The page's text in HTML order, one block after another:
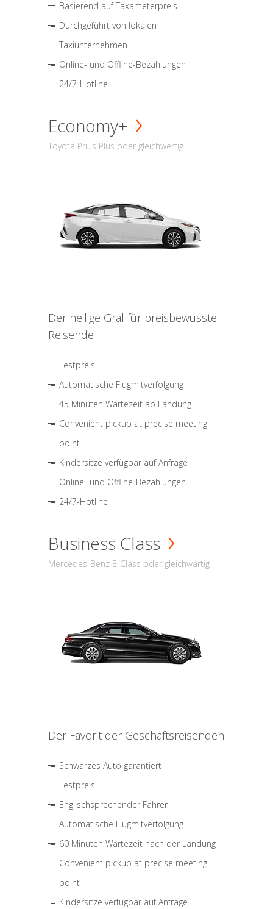
Basierend auf Taxameterpreis
Durchgeführt von lokalen
Taxiunternehmen
Online- und Offline-Bezahlungen
24/7-Hotline
Economy+
Toyota Prius Plus oder gleichwertig
Der heilige Gral für preisbewusste
Reisende
Festpreis
Automatische Flugmitverfolgung
45 Minuten Wartezeit ab Landung
Convenient pickup at precise meeting
point
Kindersitze verfügbar auf Anfrage
Online- und Offline-Bezahlungen
24/7-Hotline
Business Class
Mercedes-Benz E-Class oder gleichwärtig
Der Favorit der Geschäftsreisenden
Schwarzes Auto garantiert
Festpreis
Englischsprechender Fahrer
Automatische Flugmitverfolgung
60 Minuten Wartezeit nach der Landung
Convenient pickup at precise meeting
point
Kindersitze verfügbar auf Anfrage